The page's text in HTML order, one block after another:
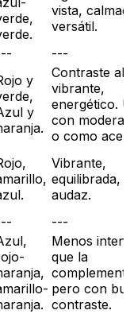
vista,
versátil.
---
y
y
Contraste
vibrante,
energético.
con
o como
Vibrante,
equilibrada,
audaz.
---
Menos
que la
pero con
contraste.